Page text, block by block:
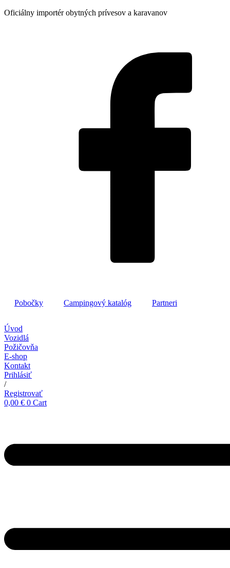
Preskočiť
Oficiálny importér obytných prívesov a karavanov
Pobočky Campingový katalóg Partneri
Úvod
Vozidlá
Požičovňa
E-shop
Kontakt
Prihlásiť
/
Registrovať
0,00 € 0 Cart